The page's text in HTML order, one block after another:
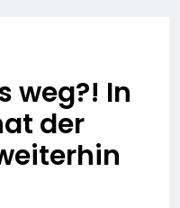
weg?! In
der